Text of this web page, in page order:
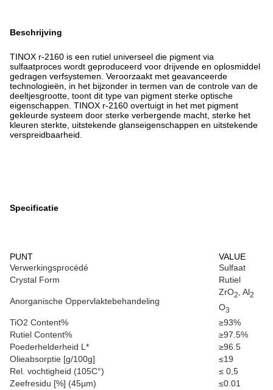
Beschrijving
TINOX r-2160 is een rutiel universeel die pigment via
sulfaatproces wordt geproduceerd voor drijvende en oplosmiddel
gedragen verfsystemen. Veroorzaakt met geavanceerde
technologieën, in het bijzonder in termen van de controle van de
deeltjesgrootte, toont dit type van pigment sterke optische
eigenschappen. TINOX r-2160 overtuigt in het met pigment
gekleurde systeem door sterke verbergende macht, sterke het
kleuren sterkte, uitstekende glanseigenschappen en uitstekende
verspreidbaarheid.
Specificatie
PUNT
VALUE
Verwerkingsprocédé
Sulfaat
Crystal Form
Rutiel
Anorganische Oppervlaktebehandeling
ZrO2 , Al2
O3
TiO2 Content%
≥93%
Rutiel Content%
≥97.5%
Poederhelderheid L*
≥96.5
Olieabsorptie [g/100g]
≤19
Rel. vochtigheid (105C°)
≤ 0,5
Zeefresidu [%] (45µm)
≤0.01